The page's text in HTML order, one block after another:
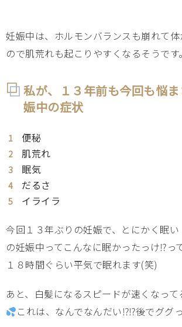
妊娠中は、ホルモンバランスも崩れて
ので肌荒れも起こりやすくなるそうです。
私が、１３年前も今回も悩
娠中の症状
便秘
肌荒れ
眠気
だるさ
イライラ
今回１３年ぶりの妊娠で、とにかく眠
の妊娠中ってこんなに眠かったっけ⁉っ
１８時間ぐらい平気で眠れます(笑)
あと、白髪になるスピードが速くなっ
これは、なんでなんだい⁉⁉後でググ